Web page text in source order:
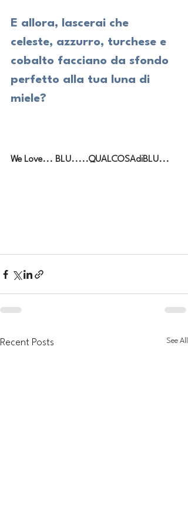
E allora, lascerai che
celeste, azzurro, turchese e
cobalto facciano da sfondo
perfetto alla tua luna di
miele?
We Love... BLU.....QUALCOSAdiBLU...
Recent Posts See All